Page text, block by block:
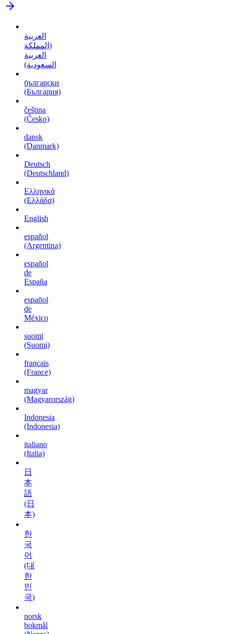
العربية
(المملكة
العربية
السعودية)
български
(България)
čeština
(Česko)
dansk
(Danmark)
Deutsch
(Deutschland)
Ελληνικά
(Ελλάδα)
English
español
(Argentina)
español
de
España
español
de
México
suomi
(Suomi)
français
(France)
magyar
(Magyarország)
Indonesia
(Indonesia)
italiano
(Italia)
日
本
語
(日
本)
한
국
어
(대
한
민
국)
norsk
bokmål